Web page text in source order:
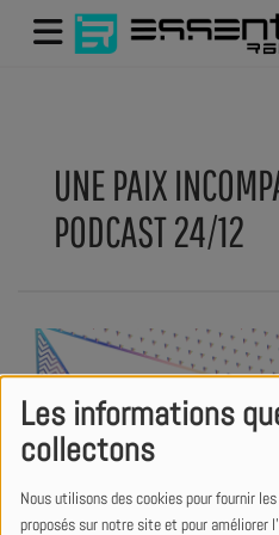
Les informations
collectons
Nous utilisons des cookies pour fournir
proposés sur notre site et pour améliorer
UNE PAIX
PODCAST 24/12